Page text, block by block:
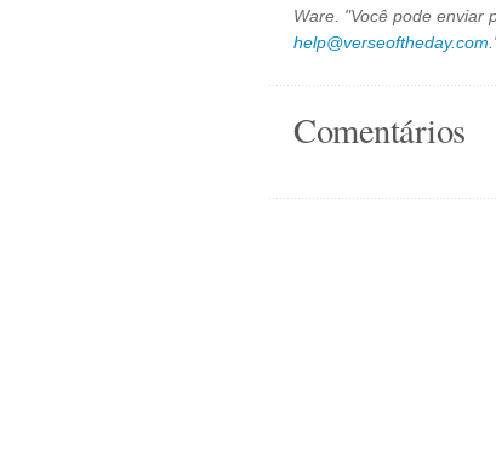
Ware. "Você pode enviar
help@verseoftheday.com
Comentários